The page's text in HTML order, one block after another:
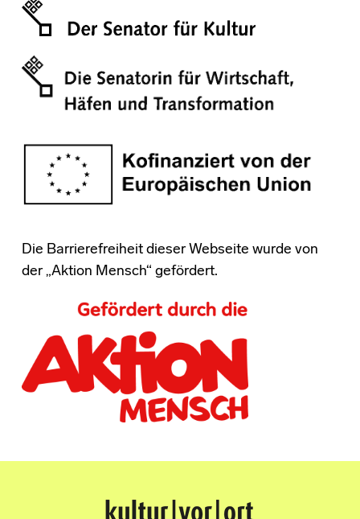
Die Barrierefreiheit dieser Webseite wurde von
der „Aktion Mensch“ gefördert.